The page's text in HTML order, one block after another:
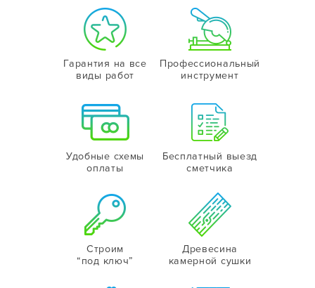
Гарантия на все
виды работ
Профессиональный
инструмент
Удобные схемы
оплаты
Бесплатный выезд
сметчика
Строим
“под ключ”
Древесина
камерной сушки